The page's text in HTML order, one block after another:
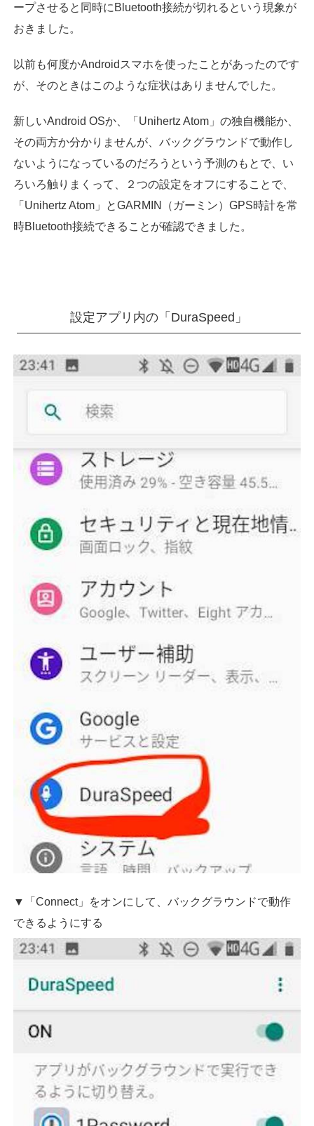
ープさせると同時にBluetooth接続が切れるという現象が
おきました。
以前も何度かAndroidスマホを使ったことがあったのです
が、そのときはこのような症状はありませんでした。
新しいAndroid OSか、「Unihertz Atom」の独自機能か、
その両方か分かりませんが、バックグラウンドで動作し
ないようになっているのだろうという予測のもとで、い
ろいろ触りまくって、２つの設定をオフにすることで、
「Unihertz Atom」とGARMIN（ガーミン）GPS時計を常
時Bluetooth接続できることが確認できました。
設定アプリ内の「DuraSpeed」
▼「Connect」をオンにして、バックグラウンドで動作
できるようにする